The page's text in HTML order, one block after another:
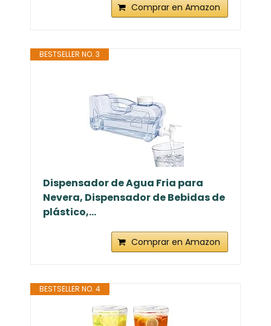
Comprar en Amazon
BESTSELLER NO. 3
Dispensador de Agua Fria para
Nevera, Dispensador de Bebidas de
plástico,...
Comprar en Amazon
BESTSELLER NO. 4